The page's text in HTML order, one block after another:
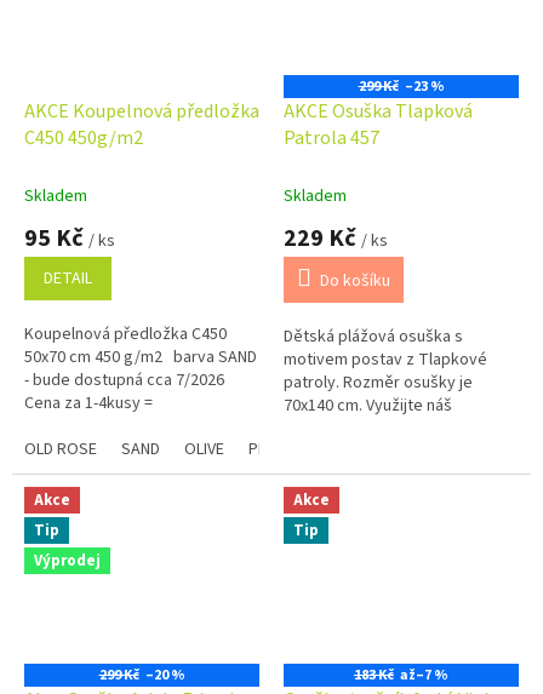
AKCE Koupelnová předložka
C450 450g/m2
Skladem
95 Kč / ks
DETAIL
Koupelnová předložka C450
50x70 cm 450 g/m2 barva SAND
- bude dostupná cca 7/2026
Cena za 1-4kusy =
Kč ...
OLD ROSE SAND OLIVE PLUM
299 Kč –23 %
AKCE Osuška Tlapková
Patrola 457
Skladem
229 Kč / ks
Do košíku
Dětská plážová osuška s
motivem postav z Tlapkové
patroly. Rozměr osušky je
70x140 cm. Využijte náš
Věrnostní program
Akce
Tip
Výprodej
299 Kč –20 %
Akce
Tip
183 Kč až–7 %